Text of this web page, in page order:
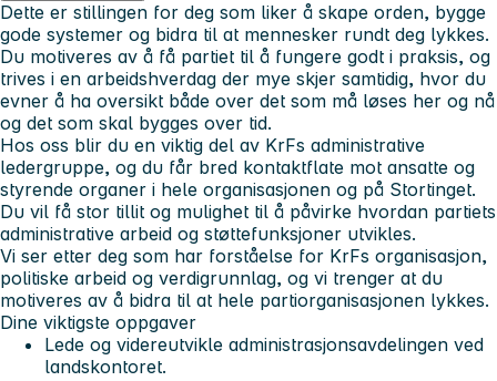
Dette er stillingen for deg som liker å skape orden, bygge
gode systemer og bidra til at mennesker rundt deg lykkes.
Du motiveres av å få partiet til å fungere godt i praksis, og
trives i en arbeidshverdag der mye skjer samtidig, hvor du
evner å ha oversikt både over det som må løses her og nå
og det som skal bygges over tid.
Hos oss blir du en viktig del av KrFs administrative
ledergruppe, og du får bred kontaktflate mot ansatte og
styrende organer i hele organisasjonen og på Stortinget.
Du vil få stor tillit og mulighet til å påvirke hvordan partiets
administrative arbeid og støttefunksjoner utvikles.
Vi ser etter deg som har forståelse for KrFs organisasjon,
politiske arbeid og verdigrunnlag, og vi trenger at du
motiveres av å bidra til at hele partiorganisasjonen lykkes.
Dine viktigste oppgaver
Lede og videreutvikle administrasjonsavdelingen ved
landskontoret.